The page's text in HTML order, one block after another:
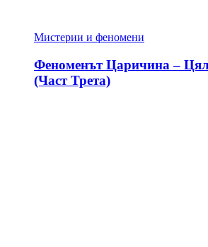
Мистерии и феномени
Феноменът Царичина –
(Част Трета)